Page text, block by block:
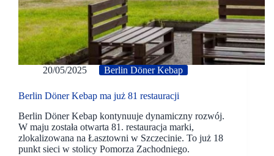
20/05/2025 Berlin Döner Kebap
Berlin Döner Kebap ma już 81 restauracji
Berlin Döner Kebap kontynuuje dynamiczny rozwój.
W maju została otwarta 81. restauracja marki,
zlokalizowana na Łasztowni w Szczecinie. To już 18
punkt sieci w stolicy Pomorza Zachodniego.